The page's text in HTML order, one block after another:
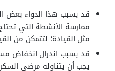
قد يسبب هذا الدواء بعض
ممارسة الأنشطة التي تحتاج
مثل القيادة؛ لتتمكن من
قد يسبب اندرال انخفاض
يجب أن يتناوله مرضى